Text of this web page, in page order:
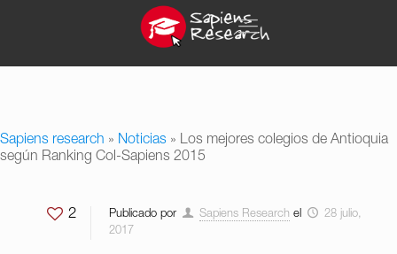
Sapiens research » Noticias » Los mejores colegios de Antioquia
según Ranking Col-Sapiens 2015
2 Publicado por Sapiens Research el
28 julio,
2017